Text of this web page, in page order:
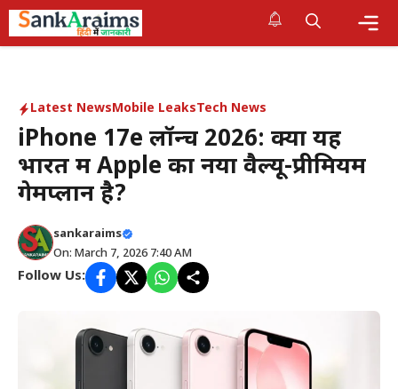
Skip
to
Latest NewsMobile LeaksTech News
iPhone 17e लॉन्च 2026: क्या यह
भारत में Apple का नया वैल्यू-प्रीमियम
गेमप्लान है?
sankaraims
On: March 7, 2026 7:40 AM
Follow Us: